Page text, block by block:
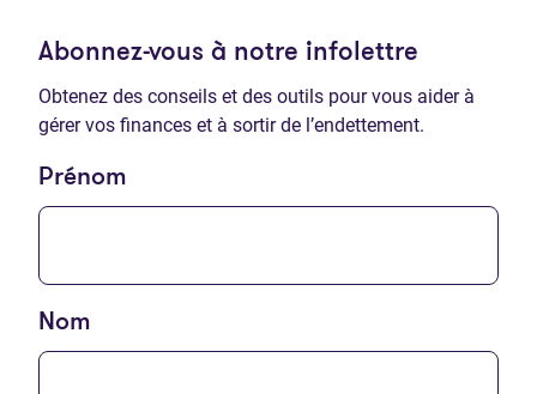
Abonnez-vous à notre infolettre
Obtenez des conseils et des outils pour vous aider à
gérer vos finances et à sortir de l’endettement.
Prénom
Nom